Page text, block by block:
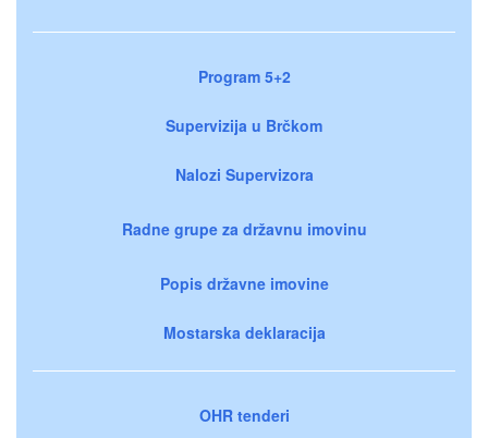
Program 5+2
Supervizija u Brčkom
Nalozi Supervizora
Radne grupe za državnu imovinu
Popis državne imovine
Mostarska deklaracija
OHR tenderi